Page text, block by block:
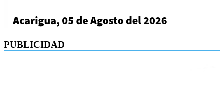
PUBLICIDAD